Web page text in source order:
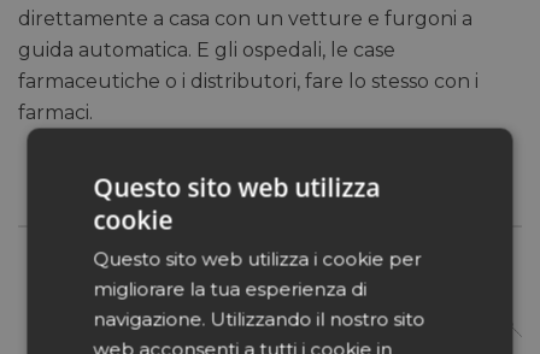
direttamente a casa con un vetture e furgoni a
guida automatica. E gli ospedali, le case
farmaceutiche o i distributori, fare lo stesso con i
farmaci.
Questo sito web utilizza
cookie
Questo sito web utilizza i cookie per
migliorare la tua esperienza di
navigazione. Utilizzando il nostro sito
web acconsenti a tutti i cookie in